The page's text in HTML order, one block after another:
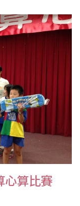
開的措施，家長可
心算比賽